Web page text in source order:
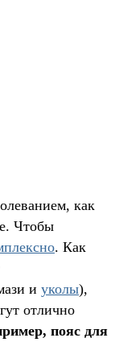
как
Чтобы
. Как
и уколы),
отлично
пояс для